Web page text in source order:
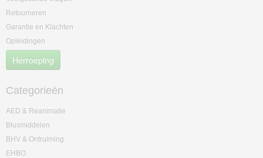
Retourneren
Garantie en Klachten
Opleidingen
Herroeping
Categorieën
AED & Reanimatie
Blusmiddelen
BHV & Ontruiming
EHBO